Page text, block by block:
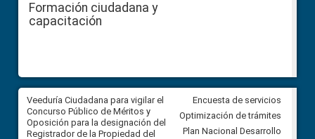
Formación ciudadana y
capacitación
Veeduría Ciudadana para vigilar el
Concurso Público de Méritos y
Oposición para la designación del
Registrador de la Propiedad del
Veeduría Ciudadana para
construcción del asfaltado de
Ballenita del cantón Santa
Encuesta de servicios
Optimización de trámites
Plan Nacional Desarrollo